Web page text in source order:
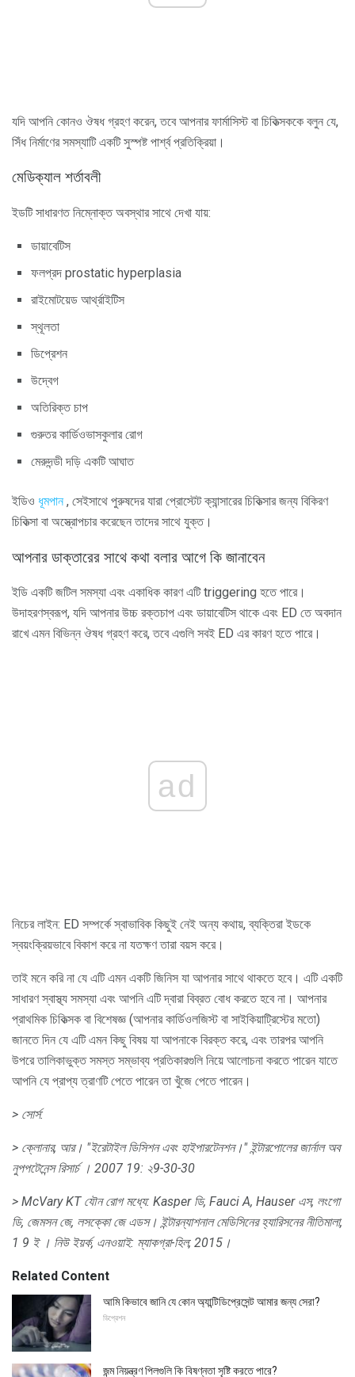
যদি আপনি কোনও ঔষধ গ্রহণ করেন, তবে আপনার ফার্মাসিস্ট বা চিকিত্সককে বলুন যে,
সিঁধ নির্মাণের সমস্যাটি একটি সুস্পষ্ট পার্শ্ব প্রতিক্রিয়া।
মেডিক্যাল শর্তাবলী
ইডটি সাধারণত নিম্নোক্ত অবস্থার সাথে দেখা যায়:
ডায়াবেটিস
ফলপ্রদ prostatic hyperplasia
রাইমোটয়েড আর্থ্রাইটিস
স্থূলতা
ডিপ্রেশন
উদ্বেগ
অতিরিক্ত চাপ
গুরুতর কার্ডিওভাসকুলার রোগ
মেরুদন্ডী দড়ি একটি আঘাত
ইডিও ধূমপান , সেইসাথে পুরুষদের যারা প্রোস্টেট ক্যান্সারের চিকিত্সার জন্য বিকিরণ
চিকিত্সা বা অস্ত্রোপচার করেছেন তাদের সাথে যুক্ত।
আপনার ডাক্তারের সাথে কথা বলার আগে কি জানাবেন
ইডি একটি জটিল সমস্যা এবং একাধিক কারণ এটি triggering হতে পারে।
উদাহরণস্বরূপ, যদি আপনার উচ্চ রক্তচাপ এবং ডায়াবেটিস থাকে এবং ED তে অবদান
রাখে এমন বিভিন্ন ঔষধ গ্রহণ করে, তবে এগুলি সবই ED এর কারণ হতে পারে।
ad
নিচের লাইন: ED সম্পর্কে স্বাভাবিক কিছুই নেই অন্য কথায়, ব্যক্তিরা ইডকে
স্বয়ংক্রিয়ভাবে বিকাশ করে না যতক্ষণ তারা বয়স করে।
তাই মনে করি না যে এটি এমন একটি জিনিস যা আপনার সাথে থাকতে হবে। এটি একটি
সাধারণ স্বাস্থ্য সমস্যা এবং আপনি এটি দ্বারা বিব্রত বোধ করতে হবে না। আপনার
প্রাথমিক চিকিত্সক বা বিশেষজ্ঞ (আপনার কার্ডিওলজিস্ট বা সাইকিয়াট্রিস্টের মতো)
জানতে দিন যে এটি এমন কিছু বিষয় যা আপনাকে বিরক্ত করে, এবং তারপর আপনি
উপরে তালিকাভুক্ত সমস্ত সম্ভাব্য প্রতিকারগুলি নিয়ে আলোচনা করতে পারেন যাতে
আপনি যে প্রাপ্য ত্রাণটি পেতে পারেন তা খুঁজে পেতে পারেন।
> সোর্স:
> ক্লোনার, আর। "ইরেটাইল ডিসিশন এবং হাইপারটেনশন।"ইন্টারপোলের জার্নাল অব
নুপপটেনেন্স রিসার্চ। 2007 19: ২9-30-30
> McVary KT যৌন রোগ মধ্যে: Kasper ডি, Fauci A, Hauser এস, লংগো
ডি, জেমসন জে, লসক্কো জে এডস। ইন্টারন্যাশনাল মেডিসিনের হ্যারিসনের নীতিমালা,
1 9 ই। নিউ ইয়র্ক, এনওয়াই: ম্যাকগ্রা-হিল; 2015।
Related Content
আমি কিভাবে জানি যে কোন অ্যান্টিডিপ্রেসেন্ট আমার জন্য সেরা?
ডিপ্রেশন
জন্ম নিয়ন্ত্রণ পিলগুলি কি বিষণ্নতা সৃষ্টি করতে পারে?